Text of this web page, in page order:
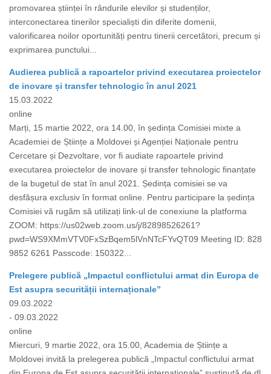
promovarea științei în rândurile elevilor și studenților,
interconectarea tinerilor specialiști din diferite domenii,
valorificarea noilor oportunități pentru tinerii cercetători, precum și
exprimarea punctului...
Audierea publică a rapoartelor privind executarea proiectelor
de inovare și transfer tehnologic în anul 2021
15.03.2022
online
Marți, 15 martie 2022, ora 14.00, în ședința Comisiei mixte a
Academiei de Științe a Moldovei și Agenției Naționale pentru
Cercetare și Dezvoltare, vor fi audiate rapoartele privind
executarea proiectelor de inovare și transfer tehnologic finanțate
de la bugetul de stat în anul 2021. Ședința comisiei se va
desfășura exclusiv în format online. Pentru participare la ședința
Comisiei vă rugăm să utilizați link-ul de conexiune la platforma
ZOOM: https://us02web.zoom.us/j/82898526261?
pwd=WS9XMmVTV0FxSzBqem5lVnNTcFYvQT09 Meeting ID: 828
9852 6261 Passcode: 150322...
Prelegere publică „Impactul conflictului armat din Europa de
Est asupra securității internaționale”
09.03.2022
- 09.03.2022
online
Miercuri, 9 martie 2022, ora 15.00, Academia de Științe a
Moldovei invită la prelegerea publică „Impactul conflictului armat